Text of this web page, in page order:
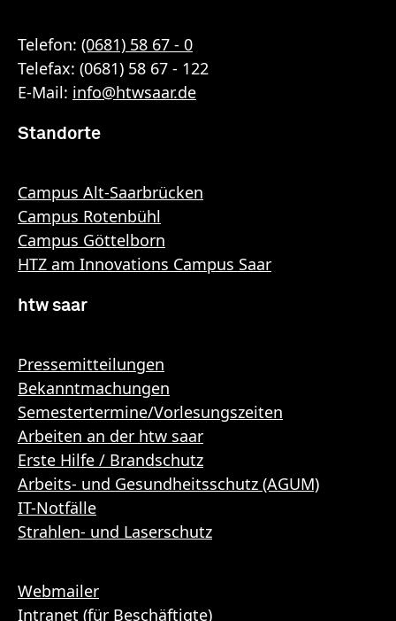
Telefon: (0681) 58 67 - 0
Telefax: (0681) 58 67 - 122
E-Mail: info@htwsaar.de
Standorte
Campus Alt-Saarbrücken
Campus Rotenbühl
Campus Göttelborn
HTZ am Innovations Campus Saar
htw saar
Pressemitteilungen
Bekanntmachungen
Semestertermine/Vorlesungszeiten
Arbeiten an der htw saar
Erste Hilfe / Brandschutz
Arbeits- und Gesundheitsschutz (AGUM)
IT-Notfälle
Strahlen- und Laserschutz
Webmailer
Intranet (für Beschäftigte)